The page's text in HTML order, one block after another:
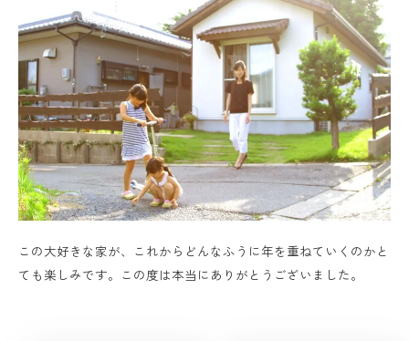
この大好きな家が、これからどんなふうに年を重ねていくのかと
ても楽しみです。この度は本当にありがとうございました。